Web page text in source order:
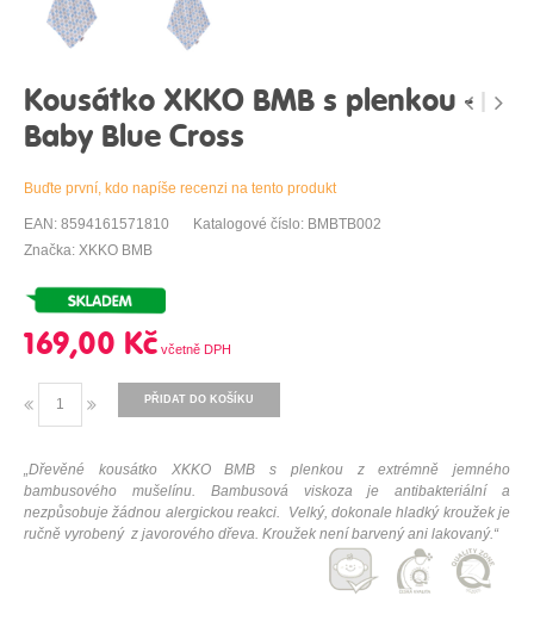
Kousátko XKKO BMB s plenkou -
Baby Blue Cross
Buďte první, kdo napíše recenzi na tento produkt
EAN: 8594161571810
Katalogové číslo: BMBTB002
Značka: XKKO BMB
169,00 Kč
PŘIDAT DO KOŠÍKU
„Dřevěné kousátko XKKO BMB s plenkou z extrémně jemného
bambusového mušelínu. Bambusová viskoza je antibakteriální a
nezpůsobuje žádnou alergickou reakci. Velký, dokonale hladký kroužek je
ručně vyrobený z javorového dřeva. Kroužek není barvený ani lakovaný.“